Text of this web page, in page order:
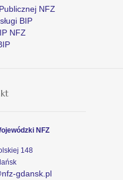
NFZ
BIP
NFZ
NFZ
148
gdansk.pl